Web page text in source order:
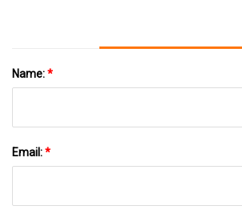
Name:*
Email:*